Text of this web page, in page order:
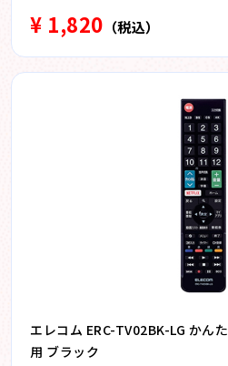
¥ 1,820 （税込）
エレコム ERC-TV02BK-LG かん
用 ブラック